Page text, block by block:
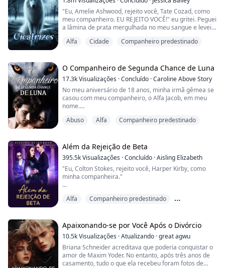
Ambos têm um segredo que mantiveram. O que
acontece quando eles finalmente contam um ao outro?
Isso os apro...
"Eu, Amelie Ashwood, rejeito você, Tate Cozad, como
meu companheiro. EU REJEITO VOCÊ!" eu gritei. Peguei
a lâmina de prata mergulhada no meu sangue e levei
isso quando encontrou seu primeiro companheiro.
Após anos juntos, seu companheiro não era o homem
que e...
Alfa Cidade Companheiro predestinado
O Companheiro de Segunda Chance de Luna
17.3kVisualizações ·Concluído ·Caroline Above Story
No meu aniversário de 18 anos, minha irmã gêmea se
casou com meu companheiro, o Alfa Jacob, em meu
nome.
Eu era Alisa Clark, a loba com o sangue mais puro. Os
eram amaldiçoados. Quanto maiores suas habilidades,
mais curtas eram suas vidas. Meu sangue os protegia
dessa maldição.
No entanto, minha gêmea ...
Abuso Alfa Companheiro predestinado
Além da Rejeição de Beta
395.5kVisualizações ·Concluído ·Aisling Elizabeth
"Eu, Colton Stokes, rejeito você, Harper Kirby, como
minha companheira."
beta de sua alcateia, cruelmente a rejeita em seu 18º
para aceitar a rejeição dele e realmente romper o
vínculo destinado. Somente quando ela foge de sua
alcateia, dei...
Alfa
Companheiro predestinado
Apaixonando-se por Você Após o Divórcio
10.5kVisualizações ·Atualizando ·great agwu
Briana Schneider acreditava que poderia conquistar o
amor de Maxim Yoder. No entanto, após três anos de
casamento, tudo o que ela recebeu foram fotos de